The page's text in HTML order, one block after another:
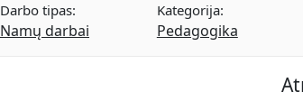
Darbo tipas:
Namų darbai
Kategorija:
Pedagogika